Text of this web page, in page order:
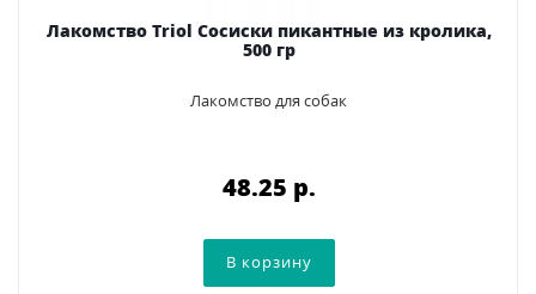
Лакомство Triol Сосиски пикантные из кролика,
500 гр
Лакомство для собак
48.25 p.